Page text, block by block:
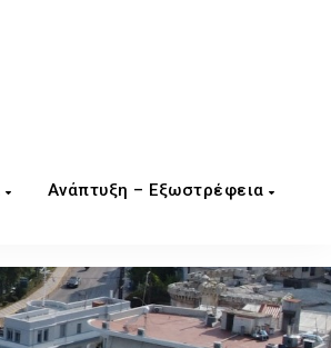
Ανάπτυξη – Εξωστρέφεια